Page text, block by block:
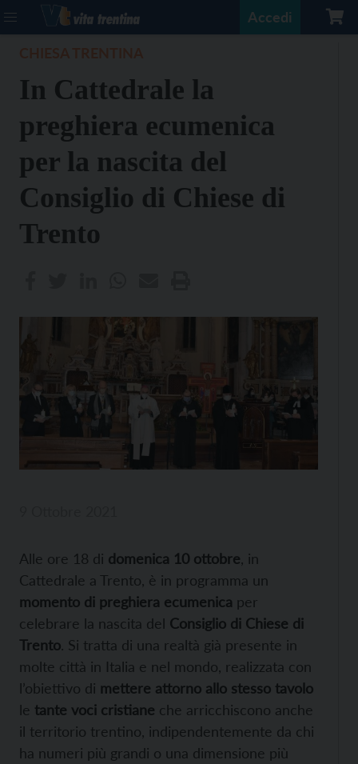
Accedi
In Cattedrale la
preghiera ecumenica
per la nascita del
Consiglio di Chiese di
Trento
Alle ore 18 di domenica 10 ottobre , in
Cattedrale a Trento, è in programma un
momento di preghiera ecumenica per
celebrare la nascita del Consiglio di Chiese di
Trento. Si tratta di una realtà già presente in
molte città in Italia e nel mondo, realizzata con
l’obiettivo di mettere attorno allo stesso tavolo
le tante voci cristiane che arricchiscono anche
il territorio trentino, indipendentemente da chi
ha numeri più grandi o una dimensione più